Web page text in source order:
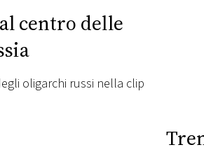
centro delle
oligarchi russi nella clip